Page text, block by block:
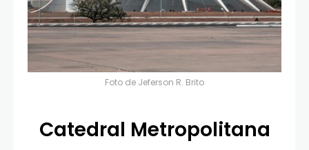
Foto de Jeferson R. Brito
Catedral Metropolitana